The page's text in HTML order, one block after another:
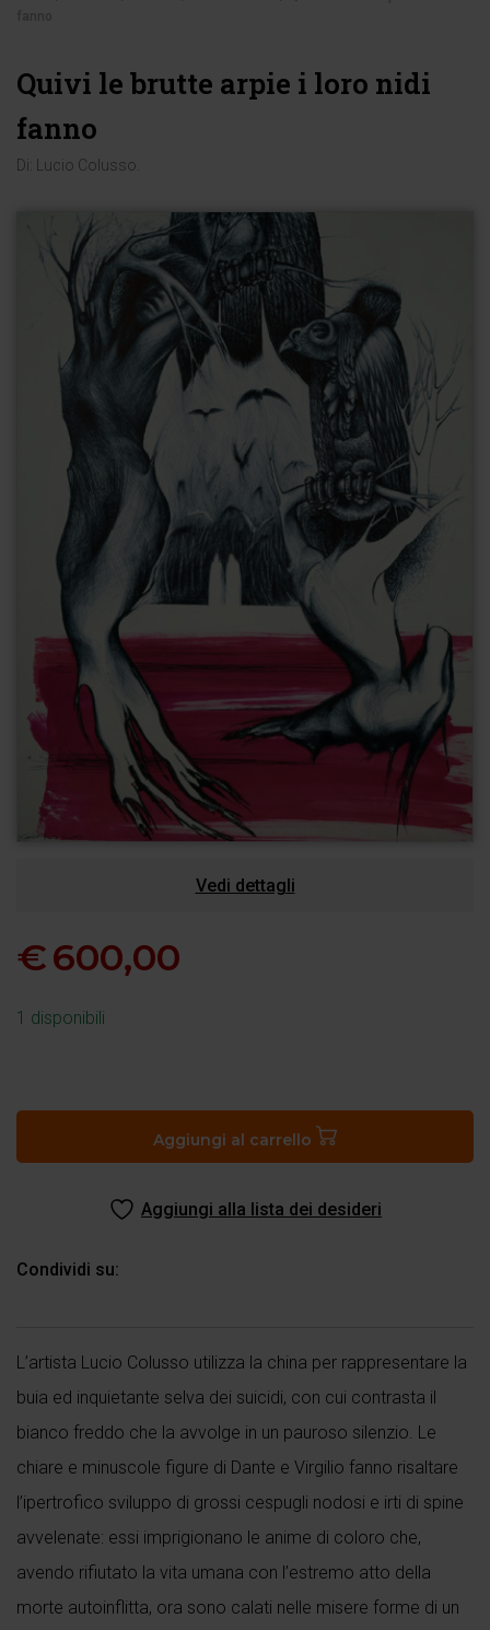
Quivi le brutte arpie i loro nidi
fanno
Di: Lucio Colusso
Vedi dettagli
€600,00
1 disponibili
arpie
fanno
Aggiungi al carrello
Aggiungi alla lista dei desideri
Condividi su:
L’artista Lucio Colusso utilizza la china per rappresentare la
buia ed inquietante selva dei suicidi, con cui contrasta il
bianco freddo che la avvolge in un pauroso silenzio. Le
chiare e minuscole figure di Dante e Virgilio fanno risaltare
l’ipertrofico sviluppo di grossi cespugli nodosi e irti di spine
avvelenate: essi imprigionano le anime di coloro che,
avendo rifiutato la vita umana con l’estremo atto della
morte autoinflitta, ora sono calati nelle misere forme di un